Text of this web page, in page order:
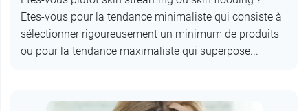
Etes-vous pour la tendance minimaliste qui consiste à
sélectionner rigoureusement un minimum de produits
ou pour la tendance maximaliste qui superpose...